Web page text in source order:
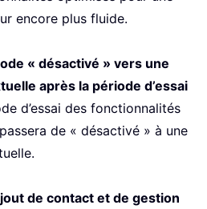
encore plus fluide.
« désactivé » vers une
après la période d’essai
d’essai des fonctionnalités
de « désactivé » à une
de contact et de gestion